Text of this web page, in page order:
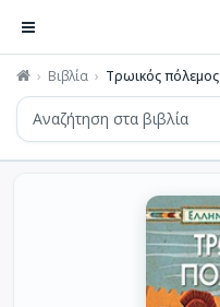
Βιβλία Τρωικός πόλεμος